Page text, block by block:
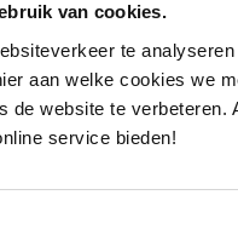
van cookies.
te
aan welke cookies we
de website te
service bieden!